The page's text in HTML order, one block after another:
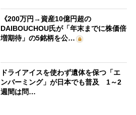
《200万円→資産10億円超の
DAIBOUCHOU氏が「年末までに株価倍
増期待」の5銘柄を公…
ドライアイスを使わず遺体を保つ「エ
ンバーミング」が日本でも普及 1～2
週間は問…